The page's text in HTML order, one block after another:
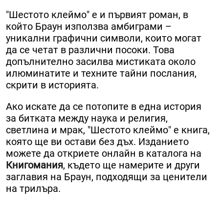
"Шестото клеймо" е и първият роман, в
който Браун използва амбиграми –
уникални графични символи, които могат
да се четат в различни посоки. Това
допълнително засилва мистиката около
илюминатите и техните тайни послания,
скрити в историята.
Ако искате да се потопите в една история
за битката между наука и религия,
светлина и мрак, "Шестото клеймо" е книга,
която ще ви остави без дъх. Изданието
можете да откриете онлайн в каталога на
Книгомания, където ще намерите и други
заглавия на Браун, подходящи за ценители
на трилъра.